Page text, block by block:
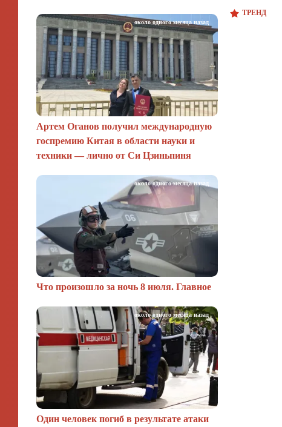
Артем Оганов получил международную
госпремию Китая в области науки и
техники — лично от Си Цзиньпиня
около одного месяца назад
Что произошло за ночь 8 июля. Главное
около одного месяца назад
Один человек погиб в результате атаки
около одного месяца назад
ТРЕНД